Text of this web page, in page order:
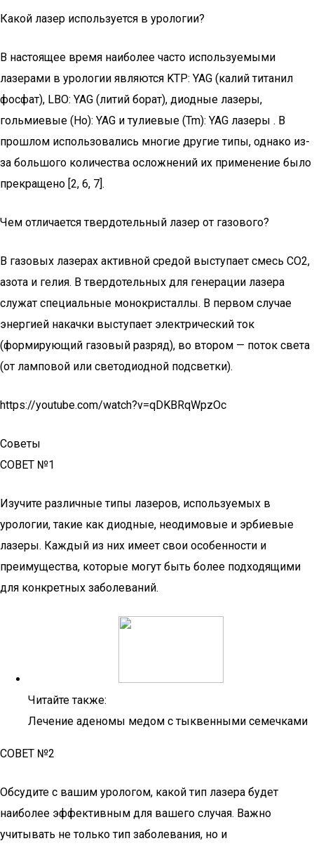
Какой лазер используется в урологии?
В настоящее время наиболее часто используемыми
лазерами в урологии являются KTP: YAG (калий титанил
фосфат), LBO: YAG (литий борат), диодные лазеры,
гольмиевые (Ho): YAG и тулиевые (Tm): YAG лазеры . В
прошлом использовались многие другие типы, однако из-
за большого количества осложнений их применение было
прекращено [2, 6, 7].
Чем отличается твердотельный лазер от газового?
В газовых лазерах активной средой выступает смесь СО2,
азота и гелия. В твердотельных для генерации лазера
служат специальные монокристаллы. В первом случае
энергией накачки выступает электрический ток
(формирующий газовый разряд), во втором — поток света
(от ламповой или светодиодной подсветки).
https://youtube.com/watch?v=qDKBRqWpzOc
Советы
СОВЕТ №1
Изучите различные типы лазеров, используемых в
урологии, такие как диодные, неодимовые и эрбиевые
лазеры. Каждый из них имеет свои особенности и
преимущества, которые могут быть более подходящими
для конкретных заболеваний.
Читайте также:
Лечение аденомы медом с тыквенными семечками
СОВЕТ №2
Обсудите с вашим урологом, какой тип лазера будет
наиболее эффективным для вашего случая. Важно
учитывать не только тип заболевания, но и